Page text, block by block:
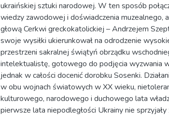
ukraińskiej sztuki narodowej. W ten sposób
wiedzy zawodowej i doświadczenia muzealnego,
głową Cerkwi greckokatolickiej – Andrzejem
swoje wysiłki ukierunkował na odrodzenie
przestrzeni sakralnej świątyń obrządku
intelektualistę, gotowego do podjęcia wyzwania
jednak w całości docenić dorobku Sosenki.
w obu wojnach światowych w XX wieku,
kulturowego, narodowego i duchowego lata
pierwsze lata niepodległości Ukrainy nie